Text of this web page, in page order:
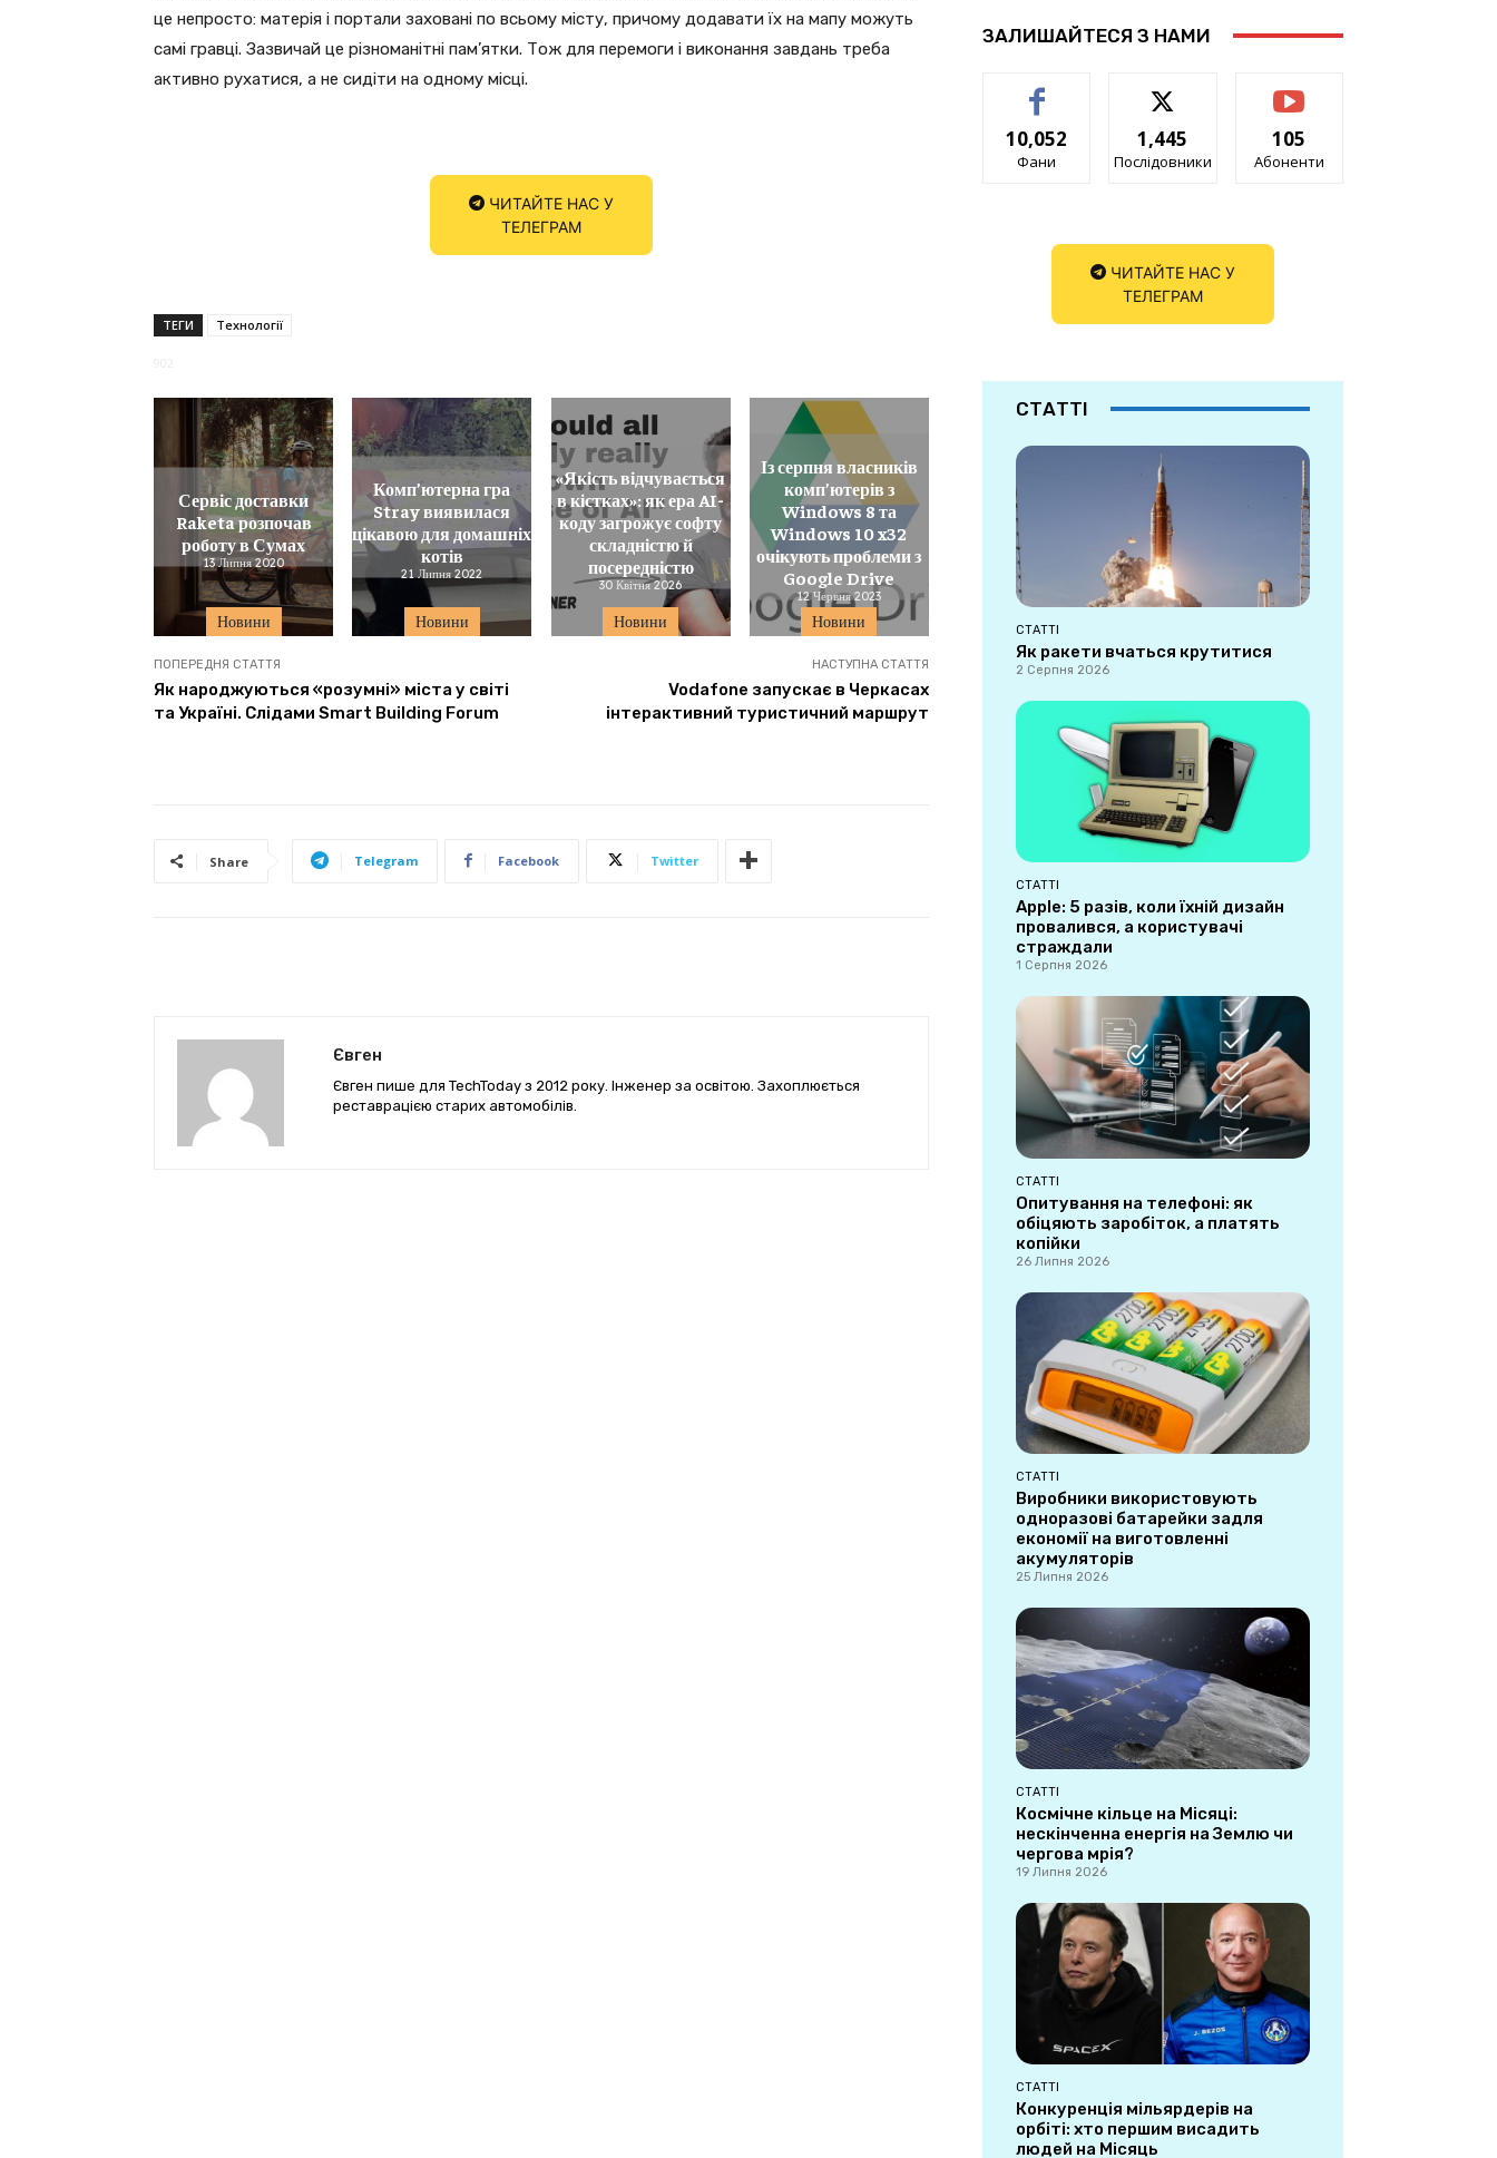
це непросто: матерія і портали заховані по всьому місту, причому додавати їх на мапу можуть
самі гравці. Зазвичай це різноманітні пам’ятки. Тож для перемоги і виконання завдань треба
активно рухатися, а не сидіти на одному місці.
ЧИТАЙТЕ НАС У
ТЕЛЕГРАМ
ТЕГИ Технології
Новини
Сервіс доставки
Raketa розпочав
роботу в Сумах
13 Липня 2020
Новини
Комп’ютерна гра
Stray виявилася
цікавою для домашніх
котів
21 Липня 2022
Новини
«Якість відчувається
в кістках»: як ера AI-
коду загрожує софту
складністю й
посередністю
30 Квітня 2026
Новини
Із серпня власників
комп’ютерів з
Windows 8 та
Windows 10 x32
очікують проблеми з
Google Drive
12 Червня 2023
ПОПЕРЕДНЯ СТАТТЯ
Як народжуються «розумні» міста у світі
та Україні. Слідами Smart Building Forum
НАСТУПНА СТАТТЯ
Vodafone запускає в Черкасах
інтерактивний туристичний маршрут
Share Telegram Facebook Twitter
Євген
Євген пише для TechToday з 2012 року. Інженер за освітою. Захоплюється
реставрацією старих автомобілів.
ЗАЛИШАЙТЕСЯ З НАМИ
10,052
Фани
1,445
Послідовники
105
Абоненти
ЧИТАЙТЕ НАС У
ТЕЛЕГРАМ
СТАТТІ
СТАТТІ
Як ракети вчаться крутитися
2 Серпня 2026
СТАТТІ
Apple: 5 разів, коли їхній дизайн
провалився, а користувачі
страждали
1 Серпня 2026
СТАТТІ
Опитування на телефоні: як
обіцяють заробіток, а платять
копійки
26 Липня 2026
СТАТТІ
Виробники використовують
одноразові батарейки задля
економії на виготовленні
акумуляторів
25 Липня 2026
СТАТТІ
Космічне кільце на Місяці:
нескінченна енергія на Землю чи
чергова мрія?
19 Липня 2026
СТАТТІ
Конкуренція мільярдерів на
орбіті: хто першим висадить
людей на Місяць